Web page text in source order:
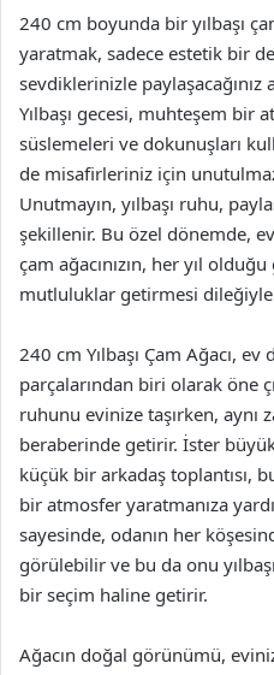
240 cm boyunda bir yılbaşı
yaratmak, sadece estetik bir
sevdiklerinizle paylaşacağınız
Yılbaşı gecesi, muhteşem bir
süslemeleri ve dokunuşları
de misafirleriniz için
Unutmayın, yılbaşı ruhu,
şekillenir. Bu özel dönemde,
çam ağacınızın, her yıl
mutluluklar getirmesi
240 cm Yılbaşı Çam Ağacı,
parçalarından biri olarak öne
ruhunu evinize taşırken, aynı
beraberinde getirir. İster
küçük bir arkadaş toplantısı,
bir atmosfer yaratmanıza
sayesinde, odanın her
görülebilir ve bu da onu
bir seçim haline getirir.
Ağacın doğal görünümü,